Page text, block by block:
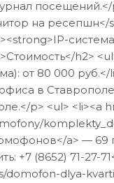
на ресепшн</
h2>
от 80 000
офиса в
p> <ul>
a> — 69
+7 (8652) 71-27-
domofon-dlya-